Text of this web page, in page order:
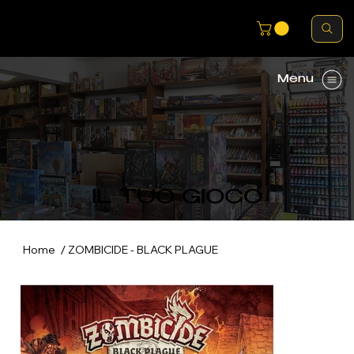
IL TUO GIOCO
Menu
Home / ZOMBICIDE - BLACK PLAGUE